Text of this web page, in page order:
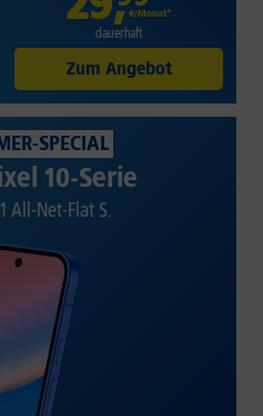
€/Monat*
dauerhaft
Zum Angebot
SPECIAL
10-Serie
All-Net-Flat S.